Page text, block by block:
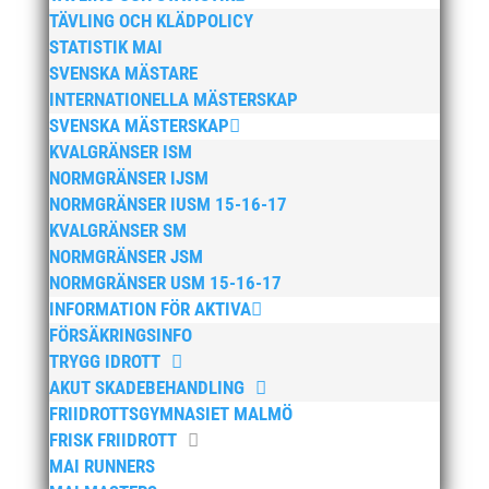
TÄVLING OCH KLÄDPOLICY
STATISTIK MAI
SVENSKA MÄSTARE
INTERNATIONELLA MÄSTERSKAP
SVENSKA MÄSTERSKAP
KVALGRÄNSER ISM
NORMGRÄNSER IJSM
NORMGRÄNSER IUSM 15-16-17
KVALGRÄNSER SM
NORMGRÄNSER JSM
NORMGRÄNSER USM 15-16-17
INFORMATION FÖR AKTIVA
FÖRSÄKRINGSINFO
TRYGG IDROTT
AKUT SKADEBEHANDLING
FRIIDROTTSGYMNASIET MALMÖ
FRISK FRIIDROTT
MAI RUNNERS
Lasse Johnssons livsgärning hyllad på Friidrottsgalan
28 januari, 2026
maj 2026
april 2026
januari 2026
december 2025
november 2025
oktober 2025
augusti 2025
juli 2025
april 2025
mars 2025
januari 2025
oktober 2024